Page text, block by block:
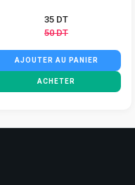
35 DT
50 DT
AJOUTER AU PANIER
ACHETER